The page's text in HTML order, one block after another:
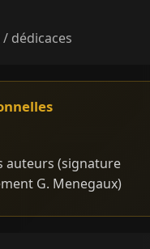
dédicaces
auteurs (signature
G. Menegaux)